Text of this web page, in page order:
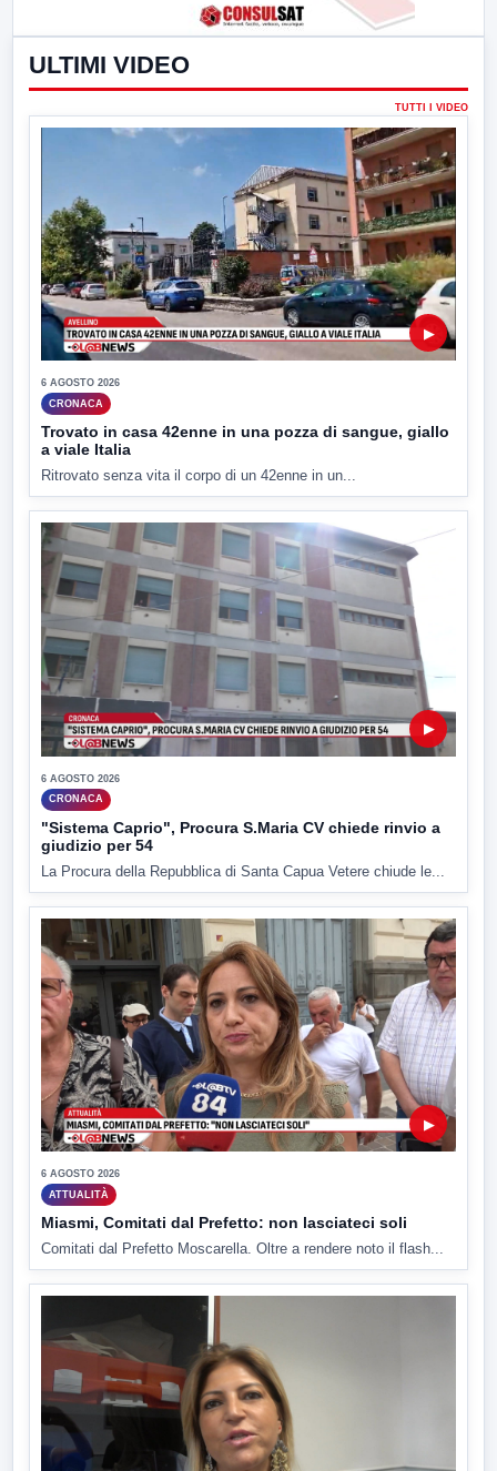
ULTIMI VIDEO
TUTTI I VIDEO
▶
6 AGOSTO 2026
CRONACA
Trovato in casa 42enne in una pozza di sangue, giallo
a viale Italia
Ritrovato senza vita il corpo di un 42enne in un...
▶
6 AGOSTO 2026
CRONACA
"Sistema Caprio", Procura S.Maria CV chiede rinvio a
giudizio per 54
La Procura della Repubblica di Santa Capua Vetere chiude le...
▶
6 AGOSTO 2026
ATTUALITÀ
Miasmi, Comitati dal Prefetto: non lasciateci soli
Comitati dal Prefetto Moscarella. Oltre a rendere noto il flash...